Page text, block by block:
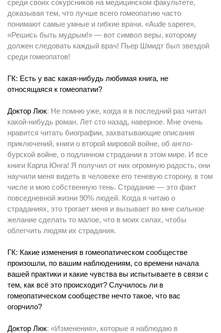
среди своих сокурсников на медицинском факультете,
доказывая тем, что лучше всего гомеопатию часто
понимают самые умные и гибкие врачи. «Aude sapere»,
«Решись быть мудрым!» — вот символ веры, которому
должен следовать каждый врач! Пьер Шмидт был звездой
среди гомеопатов!
ГК: Есть у вас какая-нибудь любимая книга, не
относящаяся к гомеопатии?
Доктор Люк: Не помню уже, когда я в последний раз читал
какой-нибудь роман. Лет сто назад, наверное. Мне очень
нравится читать биографии, захватывающие описания
приключений, книги о второй мировой войне, об англо-
бурской войне, о подлинном страдании в этом мире. И все
книги Карла Юнга! Я получил от них огромную радость, они
научили меня видеть в человеке его теневую сторону, в том
числе и мою собственную тень. Страдание — это факт
повседневной жизни 90% людей. Когда я читаю о
страданиях, это трогает меня и вызывает во мне сильное
желание сделать то малое, что в моих силах, чтобы
облегчить людям их страдания.
ГК: Какие изменения в гомеопатическом сообществе
произошли, по вашим наблюдениям, со времени начала
вашей практики и какие чувства вы испытываете в связи с
тем, как всё это происходит? Случилось ли в
гомеопатическом сообществе нечто такое, что вас
огорчило?
Доктор Люк: «Изменения», которые я наблюдаю в